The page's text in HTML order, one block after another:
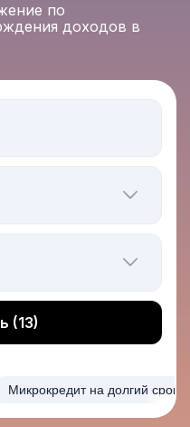
по
доходов в
(13)
Микрокредит на долгий срок